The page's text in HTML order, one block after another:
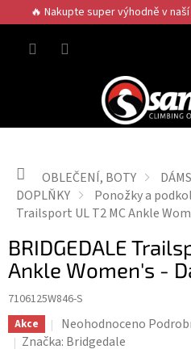
na
obsah
🔥 Nakupte super výhodně v naší
Domů
OBLEČENÍ, BOTY
DOPLŇKY
Ponožky a
Trailsport UL T2 MC Ankle
BRIDGEDALE
Ankle Women's -
7106125W846-S
Akce
Průměrné
hodnocení
Neohodnoceno
Značka: Bridgedale